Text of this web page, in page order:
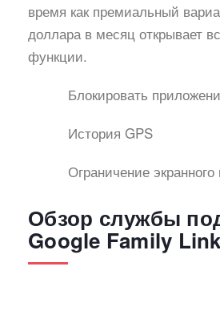
время как премиальный
доллара в месяц открывает
функции.
Блокировать
История GPS
Ограничение
Обзор службы
Google Family Link